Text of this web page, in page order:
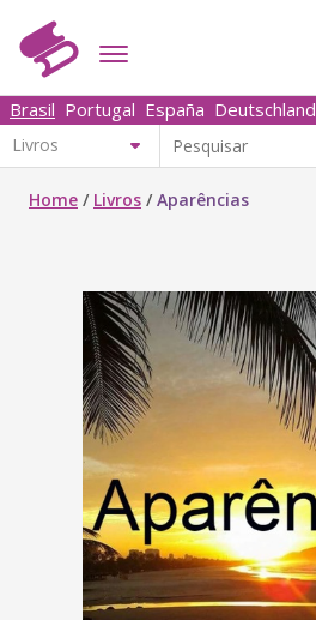
Brasil Portugal España Deutschland
Home / Livros /Aparências